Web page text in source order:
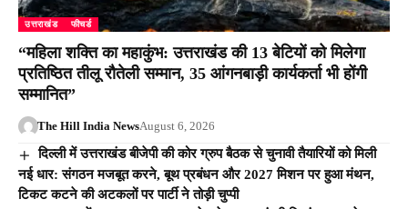
उत्तराखंड फीचर्ड
“महिला शक्ति का महाकुंभ: उत्तराखंड की 13 बेटियों को मिलेगा
प्रतिष्ठित तीलू रौतेली सम्मान, 35 आंगनबाड़ी कार्यकर्ता भी होंगी
सम्मानित”
The Hill India NewsAugust 6, 2026
दिल्ली में उत्तराखंड बीजेपी की कोर ग्रुप बैठक से चुनावी तैयारियों को मिली
नई धार: संगठन मजबूत करने, बूथ प्रबंधन और 2027 मिशन पर हुआ मंथन,
टिकट कटने की अटकलों पर पार्टी ने तोड़ी चुप्पी